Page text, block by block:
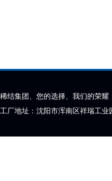
稀结集团、您的选择、我们的荣
工厂地址：沈阳市浑南区祥瑞工